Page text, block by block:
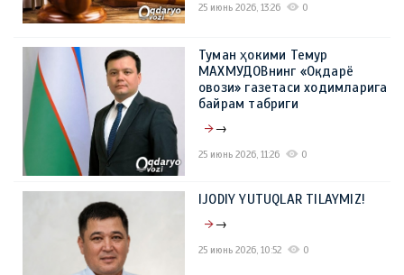
25 июнь 2026, 13:26 0
Туман ҳокими Темур
МАХМУДОВнинг «Оқдарё
овози» газетаси ходимларига
байрам табриги
→
25 июнь 2026, 11:26 0
IJODIY YUTUQLAR TILAYMIZ!
→
25 июнь 2026, 10:52 0